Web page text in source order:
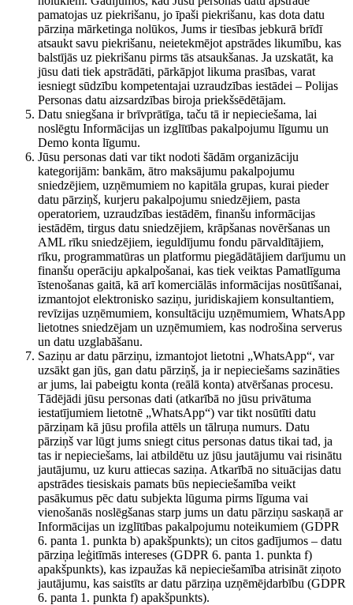
pamatojas uz piekrišanu, jo īpaši piekrišanu, kas dota datu
pārziņa mārketinga nolūkos, Jums ir tiesības jebkurā brīdī
atsaukt savu piekrišanu, neietekmējot apstrādes likumību, kas
balstījās uz piekrišanu pirms tās atsaukšanas. Ja uzskatāt, ka
jūsu dati tiek apstrādāti, pārkāpjot likuma prasības, varat
iesniegt sūdzību kompetentajai uzraudzības iestādei – Polijas
Personas datu aizsardzības biroja priekšsēdētājam.
Datu sniegšana ir brīvprātīga, taču tā ir nepieciešama, lai
noslēgtu Informācijas un izglītības pakalpojumu līgumu un
Demo konta līgumu.
Jūsu personas dati var tikt nodoti šādām organizāciju
kategorijām: bankām, ātro maksājumu pakalpojumu
sniedzējiem, uzņēmumiem no kapitāla grupas, kurai pieder
datu pārziņš, kurjeru pakalpojumu sniedzējiem, pasta
operatoriem, uzraudzības iestādēm, finanšu informācijas
iestādēm, tirgus datu sniedzējiem, krāpšanas novēršanas un
AML rīku sniedzējiem, ieguldījumu fondu pārvaldītājiem,
rīku, programmatūras un platformu piegādātājiem darījumu un
finanšu operāciju apkalpošanai, kas tiek veiktas Pamatlīguma
īstenošanas gaitā, kā arī komerciālās informācijas nosūtīšanai,
izmantojot elektronisko saziņu, juridiskajiem konsultantiem,
revīzijas uzņēmumiem, konsultāciju uzņēmumiem, WhatsApp
lietotnes sniedzējam un uzņēmumiem, kas nodrošina serverus
un datu uzglabāšanu.
Saziņu ar datu pārziņu, izmantojot lietotni „WhatsApp“, var
uzsākt gan jūs, gan datu pārziņš, ja ir nepieciešams sazināties
ar jums, lai pabeigtu konta (reālā konta) atvēršanas procesu.
Tādējādi jūsu personas dati (atkarībā no jūsu privātuma
iestatījumiem lietotnē „WhatsApp“) var tikt nosūtīti datu
pārziņam kā jūsu profila attēls un tālruņa numurs. Datu
pārziņš var lūgt jums sniegt citus personas datus tikai tad, ja
tas ir nepieciešams, lai atbildētu uz jūsu jautājumu vai risinātu
jautājumu, uz kuru attiecas saziņa. Atkarībā no situācijas datu
apstrādes tiesiskais pamats būs nepieciešamība veikt
pasākumus pēc datu subjekta lūguma pirms līguma vai
vienošanās noslēgšanas starp jums un datu pārziņu saskaņā ar
Informācijas un izglītības pakalpojumu noteikumiem (GDPR
6. panta 1. punkta b) apakšpunkts); un citos gadījumos – datu
pārziņa leģitīmās intereses (GDPR 6. panta 1. punkta f)
apakšpunkts), kas izpaužas kā nepieciešamība atrisināt ziņoto
jautājumu, kas saistīts ar datu pārziņa uzņēmējdarbību (GDPR
6. panta 1. punkta f) apakšpunkts).